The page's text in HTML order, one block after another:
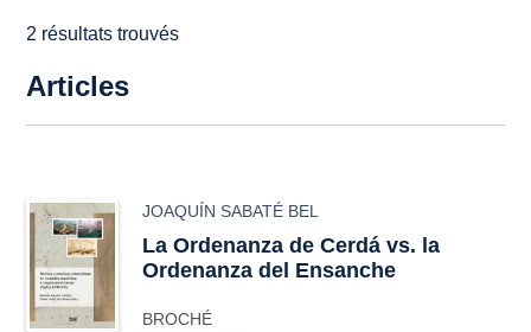
2 résultats trouvés
Articles
JOAQUÍN SABATÉ BEL
La Ordenanza de Cerdávs. la
Ordenanza del Ensanche
BROCHÉ